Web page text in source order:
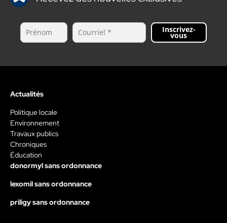
Inscrivez-
vous
Actualités
Politique locale
Environnement
Travaux publics
Chroniques
Éducation
donormyl sans ordonnance
lexomil sans ordonnance
priligy sans ordonnance